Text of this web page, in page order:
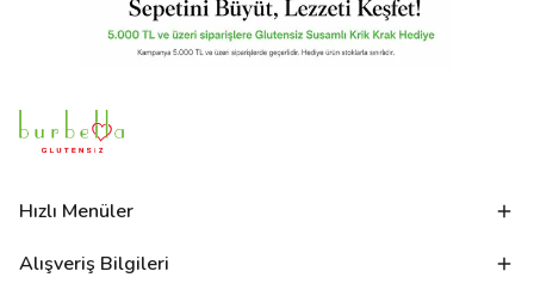
Hızlı Menüler
Alışveriş Bilgileri